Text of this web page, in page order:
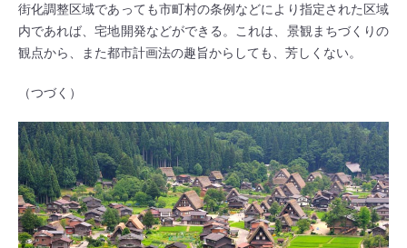
街化調整区域であっても市町村の条例などにより指定された区域
内であれば、宅地開発などができる。これは、景観まちづくりの
観点から、また都市計画法の趣旨からしても、芳しくない。
（つづく）